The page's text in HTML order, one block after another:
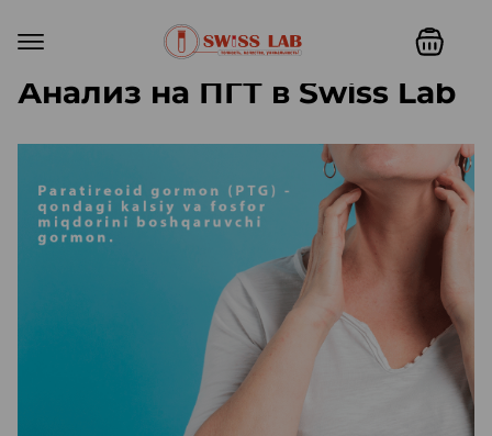
Анализ на ПГТ в Swiss Lab